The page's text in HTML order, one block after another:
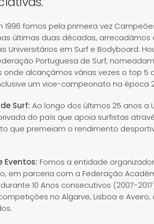
1996 fomos pela primeira vez
últimas duas décadas, arrecadámos
Universitários em Surf e Bodyboard.
Portuguesa de Surf,
onde alcançámos várias vezes o top 5
um vice-campeonato na época
Surf: Ao longo dos últimos 25 anos a
do país que apoia surfistas
que premeiam o rendimento
Eventos: Fomos a entidade
em parceria com a Federação
10 Anos consecutivos (2007-
no Algarve, Lisboa e Aveiro,